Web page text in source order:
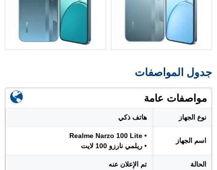
جدول المواصفات
مواصفات عامة
نوع الجهاز هاتف ذكي
اسم الجهاز
• Realme Narzo 100 Lite
• ريلمي نارزو 100 لايت
الحالة تم الإعلان عنه